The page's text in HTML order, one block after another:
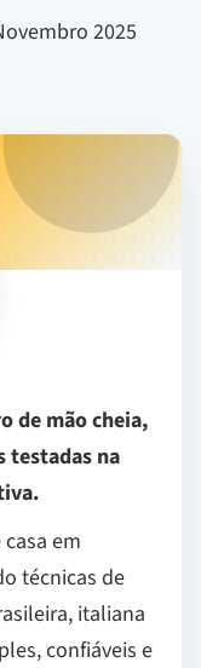
2025
de mão cheia,
testadas na
em
técnicas de
italiana
confiáveis e